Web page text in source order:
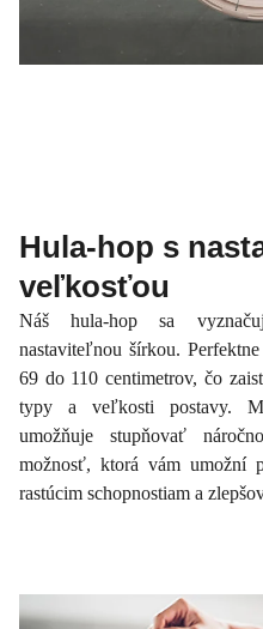
Hula-hop s
veľkosťou
Náš hula-hop sa
nastaviteľnou šírkou.
69 do 110 centimetrov, čo
typy a veľkosti postavy.
umožňuje stupňovať
možnosť, ktorá vám umožní
rastúcim schopnostiam a